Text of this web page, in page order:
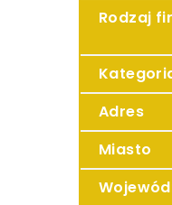
Rodzaj
Adres
Miasto